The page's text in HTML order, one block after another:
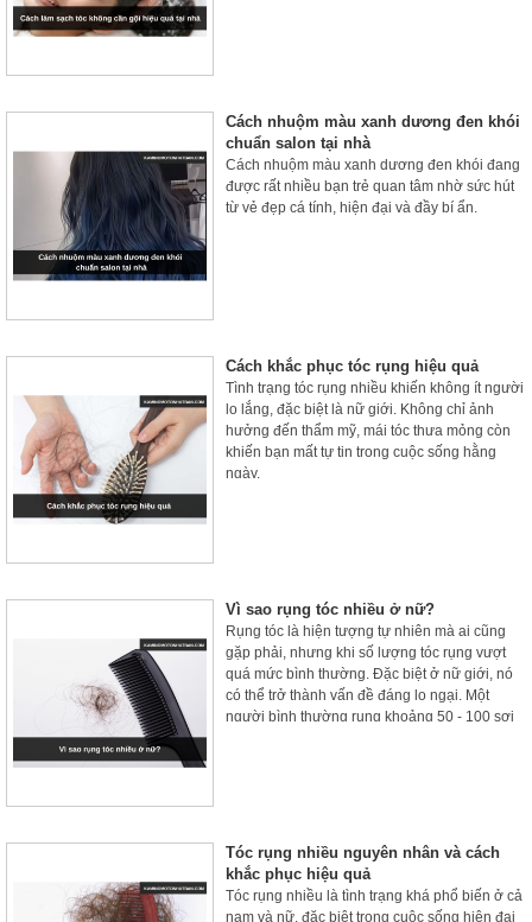
Cách nhuộm màu xanh dương đen khói
chuẩn salon tại nhà
Cách nhuộm màu xanh dương đen khói đang
được rất nhiều bạn trẻ quan tâm nhờ sức hút
từ vẻ đẹp cá tính, hiện đại và đầy bí ẩn.
Cách khắc phục tóc rụng hiệu quả
Tình trạng tóc rụng nhiều khiến không ít người
lo lắng, đặc biệt là nữ giới. Không chỉ ảnh
hưởng đến thẩm mỹ, mái tóc thưa mỏng còn
khiến bạn mất tự tin trong cuộc sống hằng
ngày.
Vì sao rụng tóc nhiều ở nữ?
Rụng tóc là hiện tượng tự nhiên mà ai cũng
gặp phải, nhưng khi số lượng tóc rụng vượt
quá mức bình thường. Đặc biệt ở nữ giới, nó
có thể trở thành vấn đề đáng lo ngại. Một
người bình thường rụng khoảng 50 - 100 sợi
Tóc rụng nhiều nguyên nhân và cách
khắc phục hiệu quả
Tóc rụng nhiều là tình trạng khá phổ biến ở cả
nam và nữ, đặc biệt trong cuộc sống hiện đại